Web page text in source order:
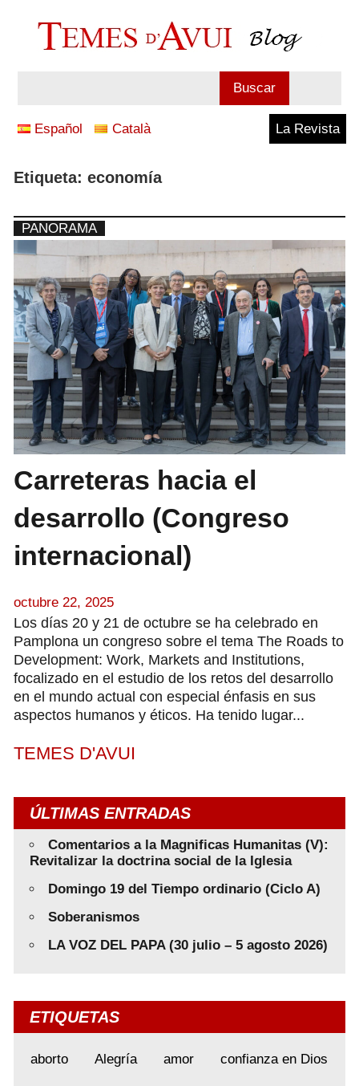
Temes
Buscar
Español Català La Revista
Etiqueta: economía
PANORAMA
Carreteras hacia el
desarrollo (Congreso
internacional)
octubre 22, 2025
Los días 20 y 21 de octubre se ha celebrado en
Pamplona un congreso sobre el tema The Roads to
Development: Work, Markets and Institutions,
focalizado en el estudio de los retos del desarrollo
en el mundo actual con especial énfasis en sus
aspectos humanos y éticos. Ha tenido lugar...
TEMES D'AVUI
ÚLTIMAS ENTRADAS
Comentarios a la Magnificas Humanitas (V):
Revitalizar la doctrina social de la Iglesia
Domingo 19 del Tiempo ordinario (Ciclo A)
Soberanismos
LA VOZ DEL PAPA (30 julio – 5 agosto 2026)
ETIQUETAS
aborto Alegría amor confianza en Dios